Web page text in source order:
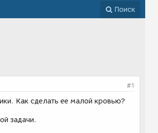
Поиск
#1
Как сделать ее малой кровью?
задачи.